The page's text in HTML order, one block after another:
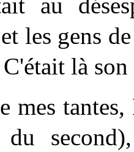
les gens
là son
mes
du